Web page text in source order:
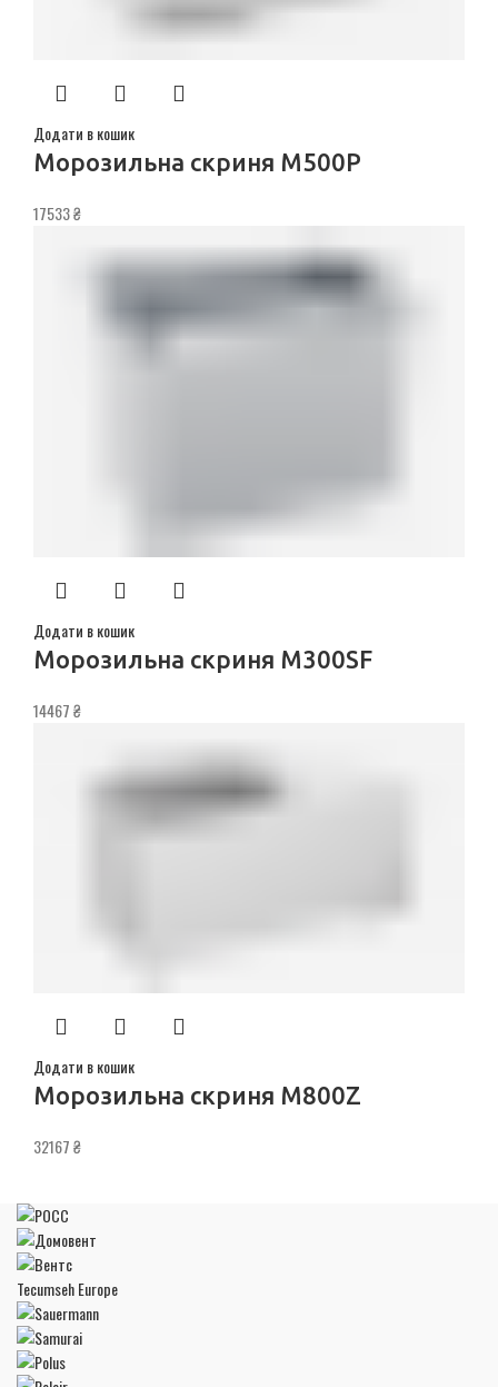
Додати в кошик
Морозильна скриня M500P
17533₴
Додати в кошик
Морозильна скриня M300SF
14467₴
Додати в кошик
Морозильна скриня M800Z
32167₴
Tecumseh Europe